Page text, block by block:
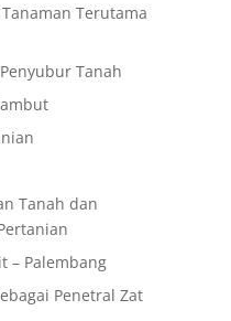
Terutama
Tanah
Tanah dan
– Palembang
Penetral Zat